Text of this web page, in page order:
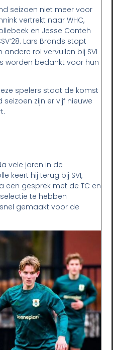
seizoen niet meer voor
vertrekt naar WHC,
en Jesse Conteh
Lars Brands stopt
rol vervullen bij SVI
worden bedankt voor hun
spelers staat de komst
zijn er vijf nieuwe
vele jaren in de
keert hij terug bij SVI,
een gesprek met de TC en
te hebben
gemaakt voor de